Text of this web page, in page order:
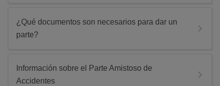
¿Qué documentos son necesarios para dar un
parte?
Información sobre el Parte Amistoso de
Accidentes